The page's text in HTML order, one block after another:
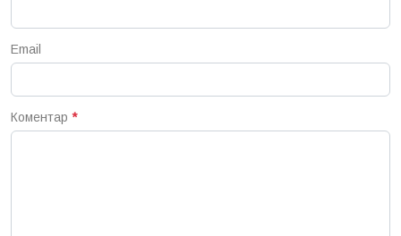
Email
Коментар *